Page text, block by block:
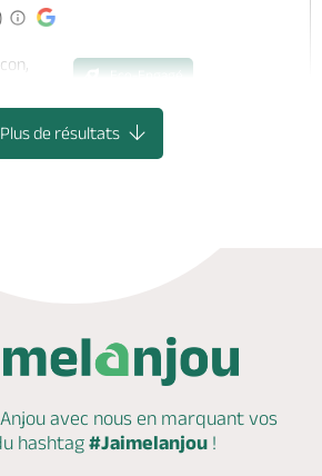
Eco-Engagé
Plus de résultats
avec nous en marquantvos
hashtag#Jaimelanjou !